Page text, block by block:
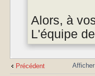
Alors, à
L'équipe
Précédent